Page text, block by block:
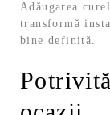
Adăugarea
transformă
bine definită.